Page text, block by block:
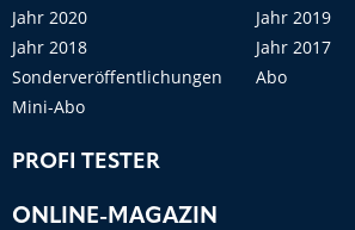
Jahr 2020
Jahr 2019
Jahr 2018
Jahr 2017
Sonderveröffentlichungen
Abo
Mini-Abo
PROFI TESTER
ONLINE-MAGAZIN